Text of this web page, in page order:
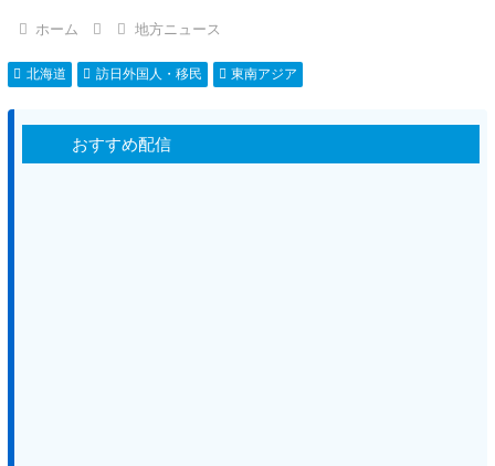
ホーム 地方ニュース
北海道 訪日外国人・移民 東南アジア
おすすめ配信